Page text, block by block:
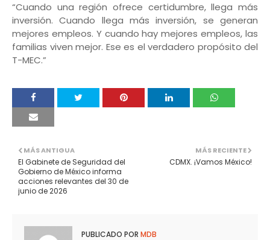
“Cuando una región ofrece certidumbre, llega más
inversión. Cuando llega más inversión, se generan
mejores empleos. Y cuando hay mejores empleos, las
familias viven mejor. Ese es el verdadero propósito del
T-MEC.”
MÁS RECIENTE
CDMX. ¡Vamos México!
MÁS ANTIGUA
El Gabinete de Seguridad del
Gobierno de México informa
acciones relevantes del 30 de
junio de 2026
PUBLICADO POR MDB